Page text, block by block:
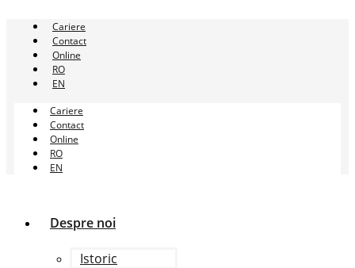
conținut
Cariere
Contact
Online
RO
EN
Cariere
Contact
Online
RO
EN
Despre noi
Istoric